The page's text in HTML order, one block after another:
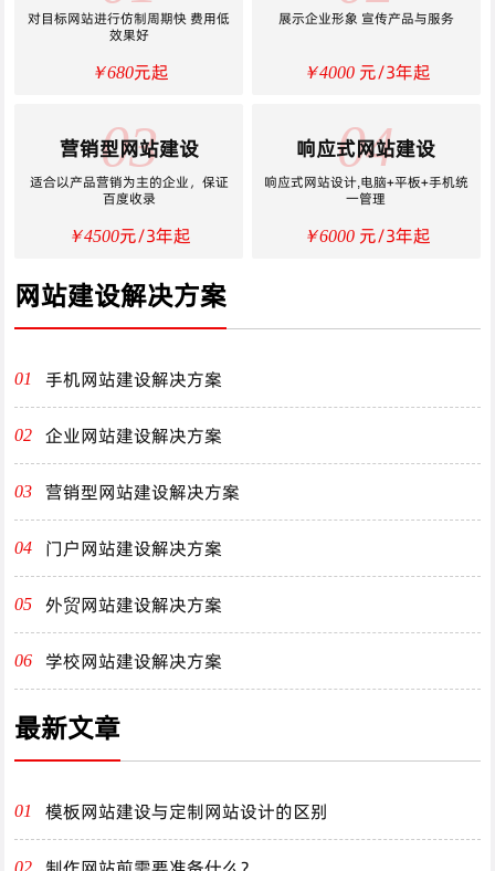
对目标网站进行仿制周期快 费用低
效果好
￥680元起
展示企业形象 宣传产品与服务
￥4000元/3年起
03
营销型网站建设
适合以产品营销为主的企业，保证
百度收录
￥4500元/3年起
04
响应式网站建设
响应式网站设计,电脑+平板+手机统
一管理
￥6000元/3年起
网站建设解决方案
01 手机网站建设解决方案
02 企业网站建设解决方案
03 营销型网站建设解决方案
04 门户网站建设解决方案
05 外贸网站建设解决方案
06 学校网站建设解决方案
最新文章
01 模板网站建设与定制网站设计的区别
02